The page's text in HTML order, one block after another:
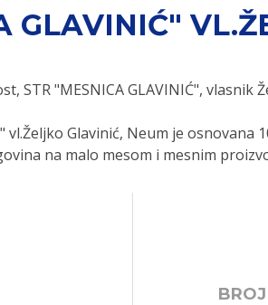
GLAVINIĆ"
STR "MESNICA GLAVINIĆ", vlasnik
vl.Željko Glavinić, Neum je
na malo mesom i mesnim